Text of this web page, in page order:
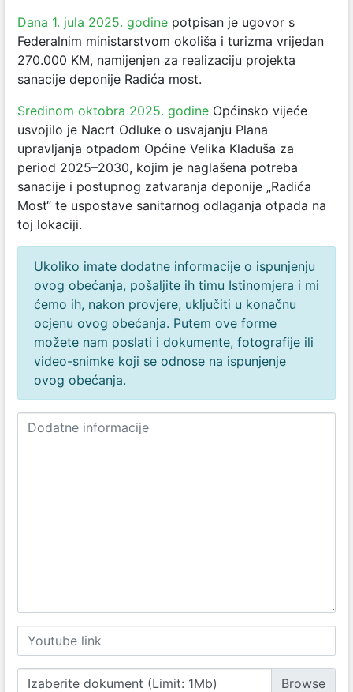
Dana 1. jula 2025. godine potpisan je ugovor s
Federalnim ministarstvom okoliša i turizma vrijedan
270.000 KM, namijenjen za realizaciju projekta
sanacije deponije Radića most.
Sredinom oktobra 2025. godine Općinsko vijeće
usvojilo je Nacrt Odluke o usvajanju Plana
upravljanja otpadom Općine Velika Kladuša za
period 2025–2030, kojim je naglašena potreba
sanacije i postupnog zatvaranja deponije „Radića
Most“ te uspostave sanitarnog odlaganja otpada na
toj lokaciji.
Ukoliko imate dodatne informacije o ispunjenju
ovog obećanja, pošaljite ih timu Istinomjera i mi
ćemo ih, nakon provjere, uključiti u konačnu
ocjenu ovog obećanja. Putem ove forme
možete nam poslati i dokumente, fotografije ili
video-snimke koji se odnose na ispunjenje
ovog obećanja.
Izaberite dokument (Limit: 1Mb)